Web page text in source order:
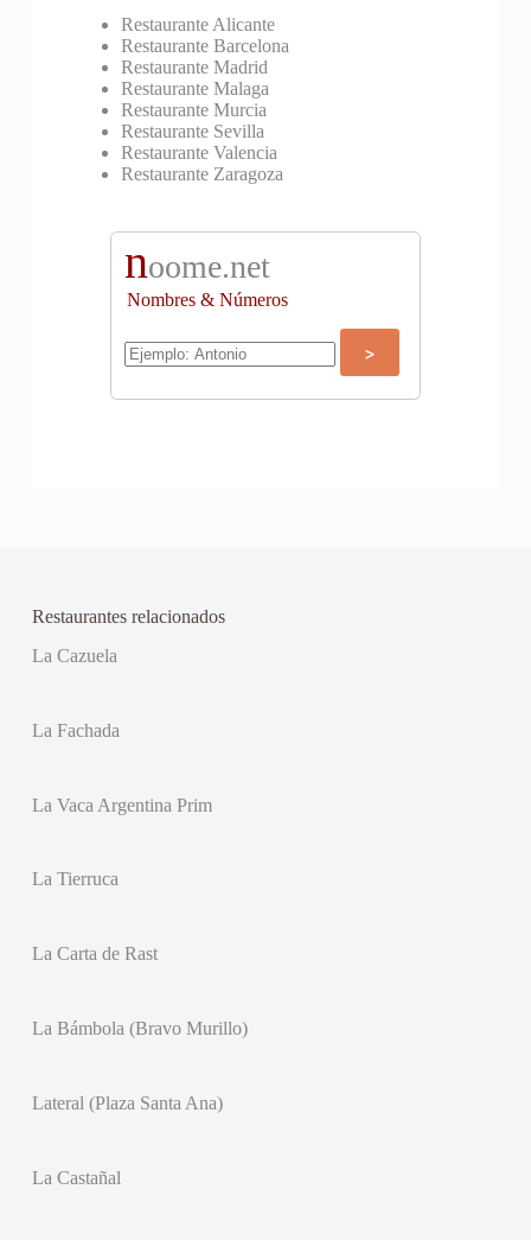
Restaurante Alicante
Restaurante Barcelona
Restaurante Madrid
Restaurante Malaga
Restaurante Murcia
Restaurante Sevilla
Restaurante Valencia
Restaurante Zaragoza
noome.net
Nombres & Números
Restaurantes relacionados
La Cazuela
La Fachada
La Vaca Argentina Prim
La Tierruca
La Carta de Rast
La Bámbola (Bravo Murillo)
Lateral (Plaza Santa Ana)
La Castañal